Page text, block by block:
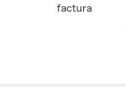
factura